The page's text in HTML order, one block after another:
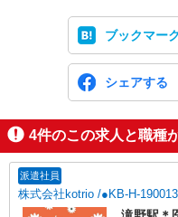
ブックマーク
シェアする
4件のこの求人と職種
派遣社員
株式会社kotrio /●KB-H-